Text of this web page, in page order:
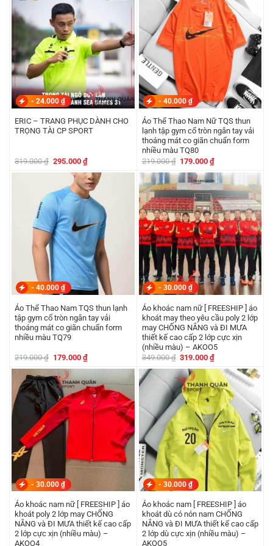
179.000 ₫.
299.000 ₫.
- 24.000 ₫
ERIC – TRANG PHỤC DÀNH CHO
TRỌNG TÀI CP SPORT
319.000₫ Giá
là:
319.000 ₫.
295.000 ₫Giá
hiện
tại
là:
295.000 ₫.
- 40.000 ₫
Áo Thể Thao Nam Nữ TQS thun
lạnh tập gym cổ tròn ngắn tay vải
thoáng mát co giãn chuẩn form
nhiều màu TQ80
219.000₫ Giá
là:
219.000 ₫.
179.000₫Giá
tại
là:
179.000 ₫.
- 40.000 ₫
Áo Thể Thao Nam TQS thun lạnh
tập gym cổ tròn ngắn tay vải
thoáng mát co giãn chuẩn form
nhiều màu TQ79
219.000₫ Giá
là:
219.000 ₫.
179.000 ₫Giá
hiện
tại
là:
179.000 ₫.
- 30.000 ₫
Áo khoác nam nữ [ FREESHIP ] áo
khoát may theo yêu cầu poly 2 lớp
may CHỐNG NẮNG và ĐI MƯA
thiết kế cao cấp 2 lớp cực xịn
(nhiều màu) – AKOO5
349.000₫ Giá
là:
349.000 ₫.
319.000₫Giá
tại
319.000 ₫.
- 30.000 ₫
Áo khoác nam nữ [ FREESHIP ] áo
khoát poly 2 lớp may CHỐNG
NẮNG và ĐI MƯA thiết kế cao cấp
2 lớp cực xịn (nhiều màu) –
AKOO4
- 30.000 ₫
Áo khoác nam [ FREESHIP ] áo
khoát dù có nón nam CHỐNG
NẮNG và ĐI MƯA thiết kế cao cấp
2 lớp dù cực xịn (nhiều màu) –
AKOO5